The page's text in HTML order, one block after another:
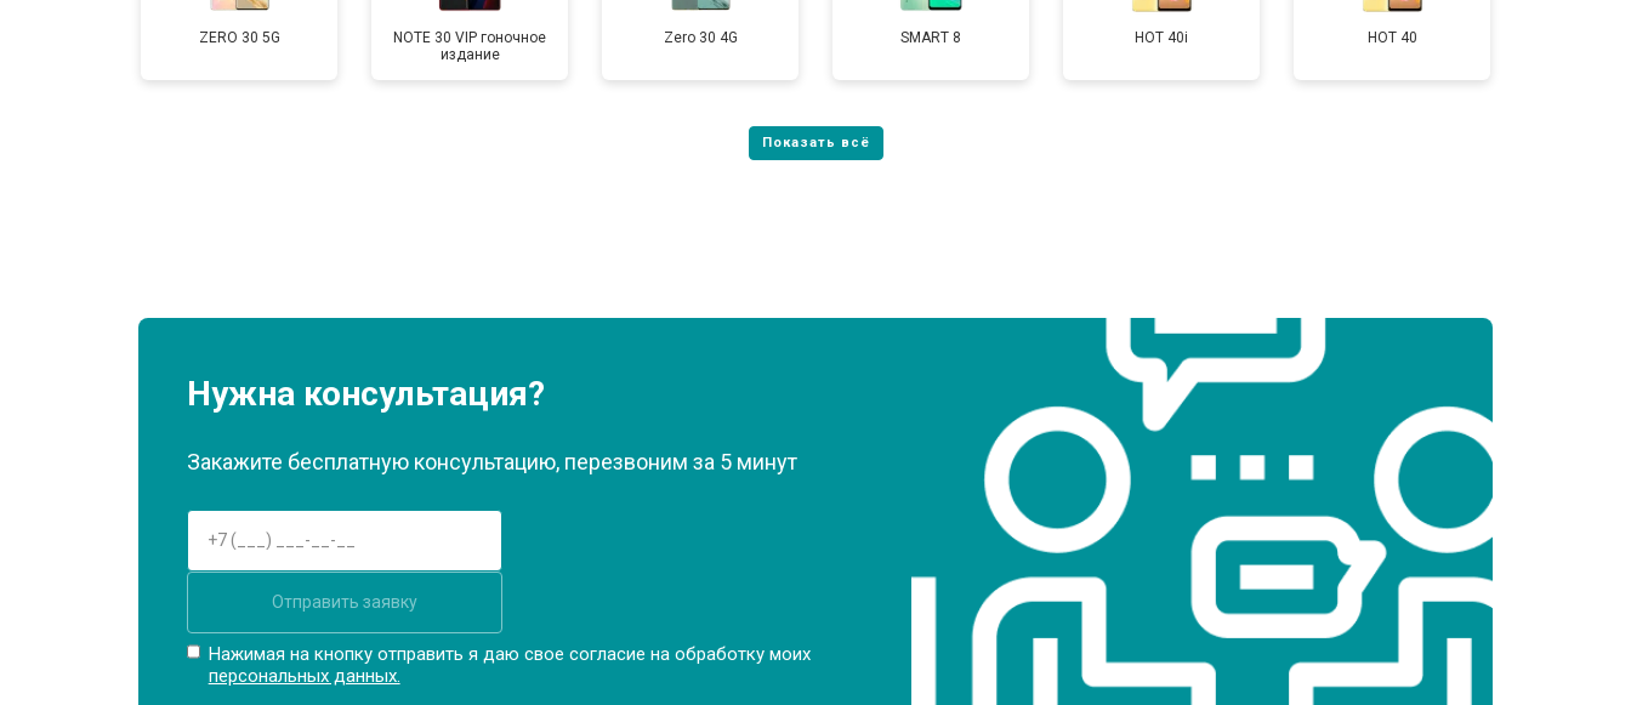
ZERO 30 5G
NOTE 30 VIP гоночное
издание
Zero 30 4G SMART 8 HOT 40i HOT 40
Нужна консультация?
Закажите бесплатную консультацию, перезвоним за 5 минут
Отправить заявку
Нажимая на кнопку отправить я даю свое согласие на обработку моих
персональных данных.